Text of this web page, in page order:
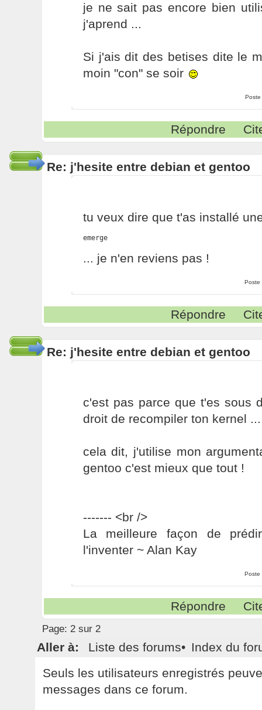
je ne sait pas encore bien
j'aprend ...
Si j'ais dit des betises dite le
moin "con" se soir
Poste
Répondre
Re: j'hesite entre debian et gentoo
tu veux dire que t'as installé
emerge
... je n'en reviens pas !
Poste
Répondre
Re: j'hesite entre debian et gentoo
c'est pas parce que t'es sous
droit de recompiler ton kernel ...
cela dit, j'utilise mon
gentoo c'est mieux que tout !
------- <br />
La meilleure façon de
l'inventer ~ Alan Kay
Poste
Répondre
Page: 2 sur 2
Aller à: Liste des forums• Index du
Seuls les utilisateurs enregistrés
messages dans ce forum.